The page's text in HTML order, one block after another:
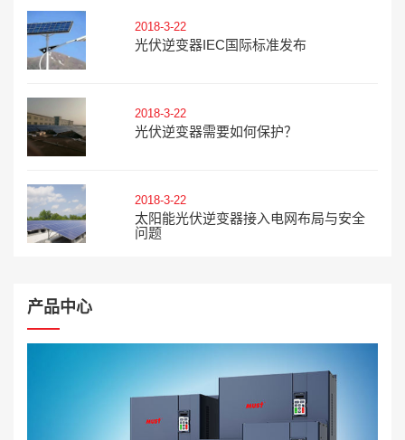
2018-3-22
光伏逆变器IEC国际标准发布
2018-3-22
光伏逆变器需要如何保护？
2018-3-22
太阳能光伏逆变器接入电网布局与安全
问题
产品中心